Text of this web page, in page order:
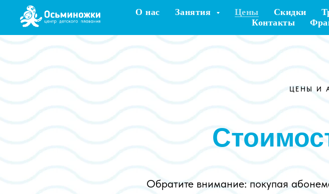
О нас Занятия Цены Скидки
Контакты
ЦЕНЫ И
Обратите внимание: покупая